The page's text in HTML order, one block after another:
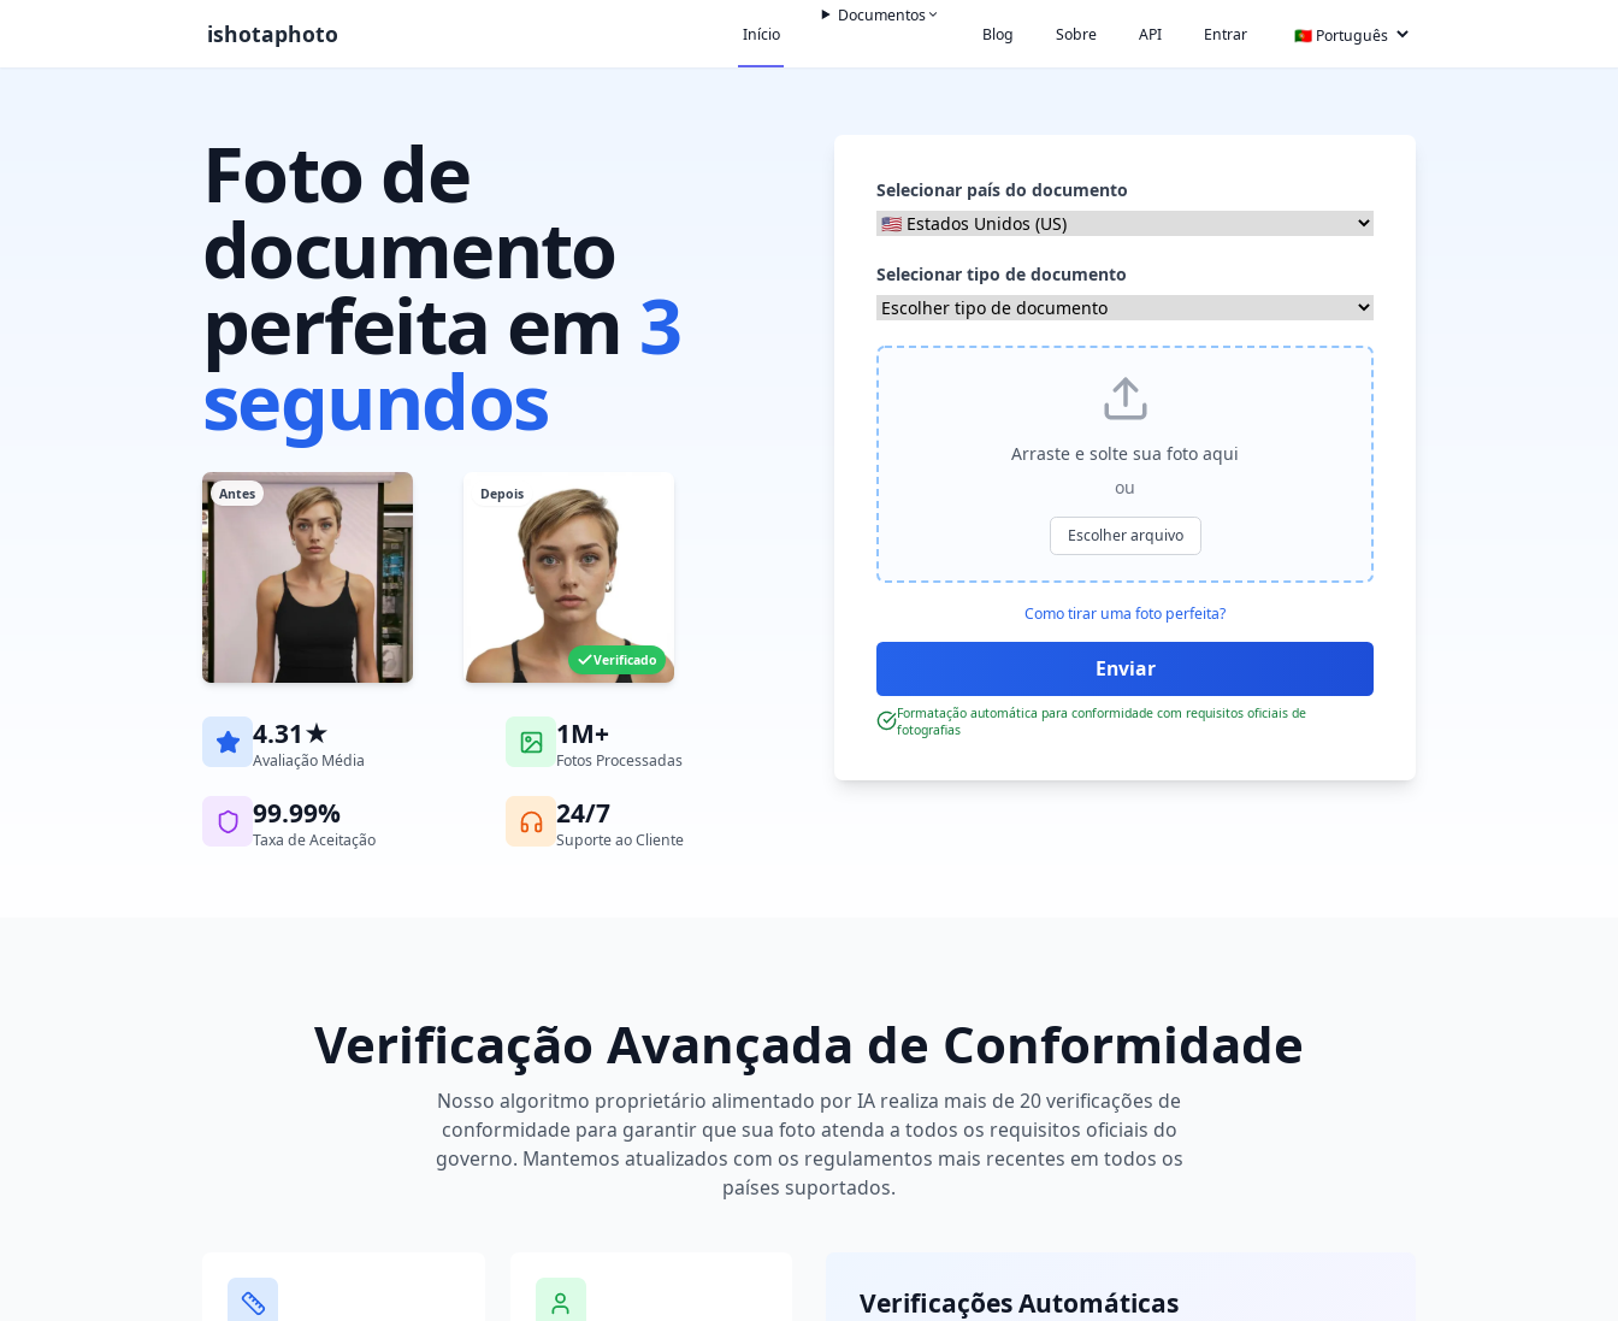
ishotaphoto Início
Documentos
Blog
Sobre API Entrar
Foto de
documento
perfeita em 3
segundos
Antes Depois
Verificado
4.31★
Avaliação Média
1M+
Fotos Processadas
99.99%
Taxa de Aceitação
24/7
Suporte ao Cliente
Selecionar país do documento
Selecionar tipo de documento
Arraste e solte sua foto aqui
ou
Escolher arquivo
Como tirar uma foto perfeita?
Formatação automática para conformidade com requisitos oficiais de
fotografias
Verificação Avançada de Conformidade
Nosso algoritmo proprietário alimentado por IA realiza mais de 20 verificações de
conformidade para garantir que sua foto atenda a todos os requisitos oficiais do
governo. Mantemos atualizados com os regulamentos mais recentes em todos os
países suportados.
Verificações Automáticas